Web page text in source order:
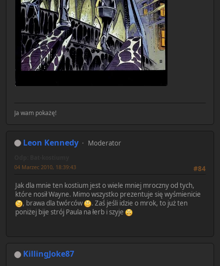
Ja wam pokażę!
Leon Kennedy Moderator
#84
04 Marzec 2010, 18:39:43
Jak dla mnie ten kostium jest o wiele mniej mroczny od tych,
które nosił Wayne. Mimo wszystko prezentuje się wyśmienicie
, brawa dla twórców
. Zaś jeśli idzie o mrok, to już ten
poniżej bije strój Paula na łerb i szyje
KillingJoke87